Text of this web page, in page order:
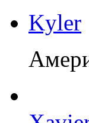
Kyler